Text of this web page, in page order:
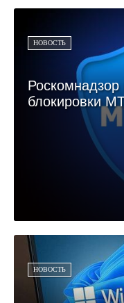
НОВОСТЬ
блокировки
НОВОСТЬ